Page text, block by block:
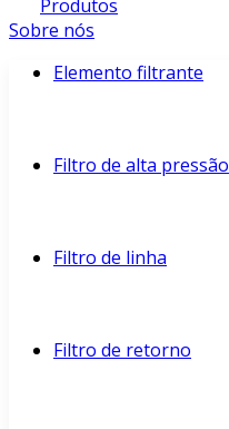
Produtos
Sobre nós
Elemento filtrante
Filtro de alta pressão
Filtro de linha
Filtro de retorno